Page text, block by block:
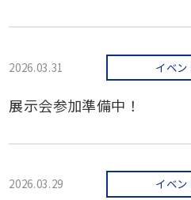
2026.03.31 イベン
展示会参加準備中！
2026.03.29 イベン